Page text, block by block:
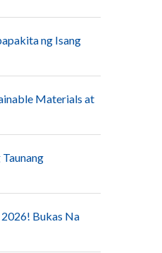
ng Isang
Materials at
2026! Bukas Na